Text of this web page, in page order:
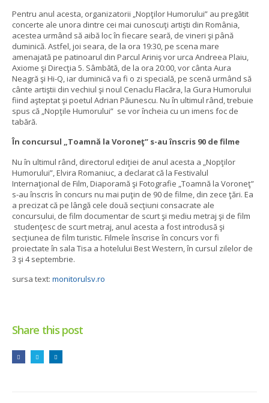
Pentru anul acesta, organizatorii „Nopţilor Humorului” au pregătit
concerte ale unora dintre cei mai cunoscuţi artişti din România,
acestea urmând să aibă loc în fiecare seară, de vineri şi până
duminică. Astfel, joi seara, de la ora 19:30, pe scena mare
amenajată pe patinoarul din Parcul Ariniş vor urca Andreea Plaiu,
Axiome şi Direcţia 5. Sâmbătă, de la ora 20:00, vor cânta Aura
Neagră şi Hi-Q, iar duminică va fi o zi specială, pe scenă urmând să
cânte artiştii din vechiul şi noul Cenaclu Flacăra, la Gura Humorului
fiind aşteptat şi poetul Adrian Păunescu. Nu în ultimul rând, trebuie
spus că „Nopţile Humorului” se vor încheia cu un imens foc de
tabără.
În concursul „Toamnă la Voroneţ” s-au înscris 90 de filme
Nu în ultimul rând, directorul ediţiei de anul acesta a „Nopţilor
Humorului”, Elvira Romaniuc, a declarat că la Festivalul
Internaţional de Film, Diaporamă şi Fotografie „Toamnă la Voroneţ”
s-au înscris în concurs nu mai puţin de 90 de filme, din zece ţări. Ea
a precizat că pe lângă cele două secţiuni consacrate ale
concursului, de film documentar de scurt şi mediu metraj şi de film
studenţesc de scurt metraj, anul acesta a fost introdusă şi
secţiunea de film turistic. Filmele înscrise în concurs vor fi
proiectate în sala Tisa a hotelului Best Western, în cursul zilelor de
3 şi 4 septembrie.
sursa text: monitorulsv.ro
Share this post